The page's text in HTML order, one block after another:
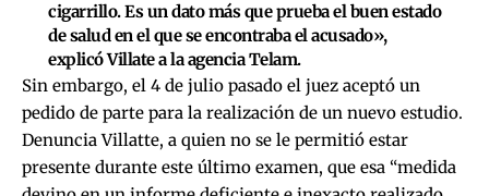
cigarrillo. Es un dato más que prueba el buen estado
de salud en el que se encontraba el acusado»,
explicó Villate a la agencia Telam.
Sin embargo, el 4 de julio pasado el juez aceptó un
pedido de parte para la realización de un nuevo estudio.
Denuncia Villatte, a quien no se le permitió estar
presente durante este último examen, que esa “medida